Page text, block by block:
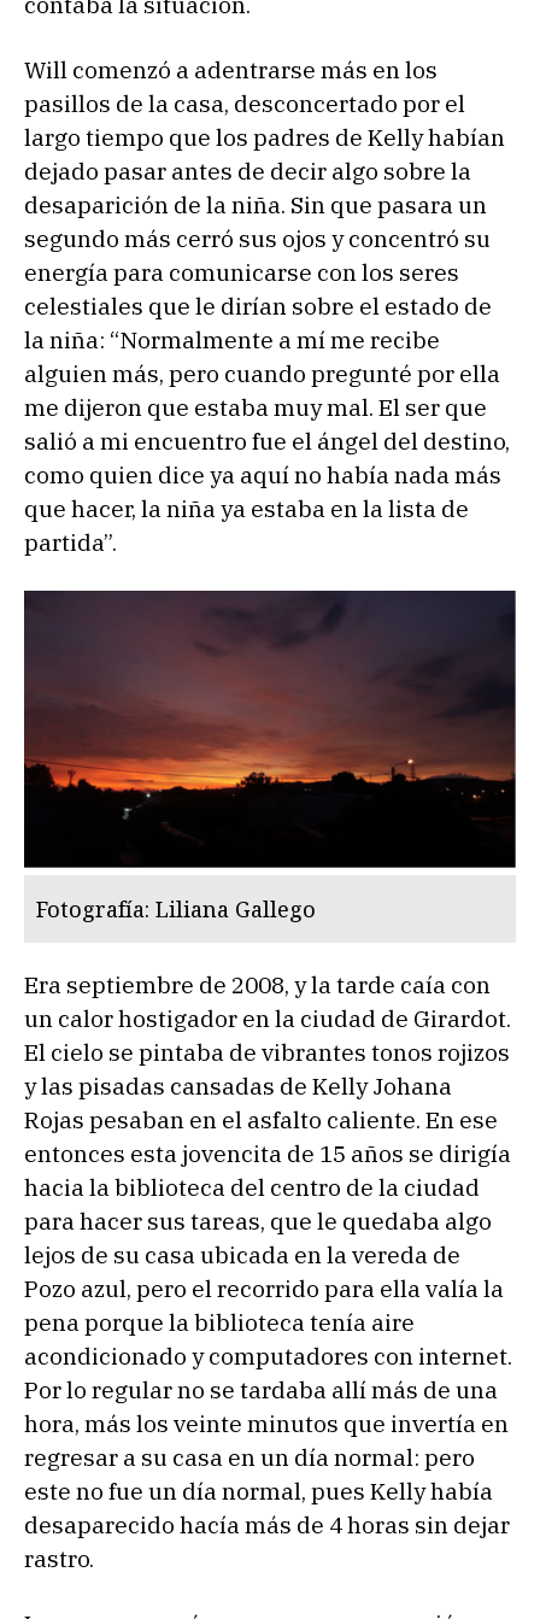
Will comenzó a adentrarse más en los
pasillos de la casa, desconcertado por el
largo tiempo que los padres de Kelly habían
dejado pasar antes de decir algo sobre la
desaparición de la niña. Sin que pasara un
segundo más cerró sus ojos y concentró su
energía para comunicarse con los seres
celestiales que le dirían sobre el estado de
la niña: “Normalmente a mí me recibe
alguien más, pero cuando pregunté por ella
me dijeron que estaba muy mal. El ser que
salió a mi encuentro fue el ángel del destino,
como quien dice ya aquí no había nada más
que hacer, la niña ya estaba en la lista de
partida”.
Fotografía: Liliana Gallego
Era septiembre de 2008, y la tarde caía con
un calor hostigador en la ciudad de Girardot.
El cielo se pintaba de vibrantes tonos rojizos
y las pisadas cansadas de Kelly Johana
Rojas pesaban en el asfalto caliente. En ese
entonces esta jovencita de 15 años se dirigía
hacia la biblioteca del centro de la ciudad
para hacer sus tareas, que le quedaba algo
lejos de su casa ubicada en la vereda de
Pozo azul, pero el recorrido para ella valía la
pena porque la biblioteca tenía aire
acondicionado y computadores con internet.
Por lo regular no se tardaba allí más de una
hora, más los veinte minutos que invertía en
regresar a su casa en un día normal: pero
este no fue un día normal, pues Kelly había
desaparecido hacía más de 4 horas sin dejar
rastro.